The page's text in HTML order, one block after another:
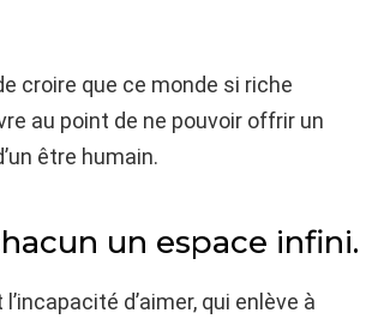
croire que ce monde si riche
au point de ne pouvoir offrir un
être humain.
un espace infini.
d’aimer, qui enlève à